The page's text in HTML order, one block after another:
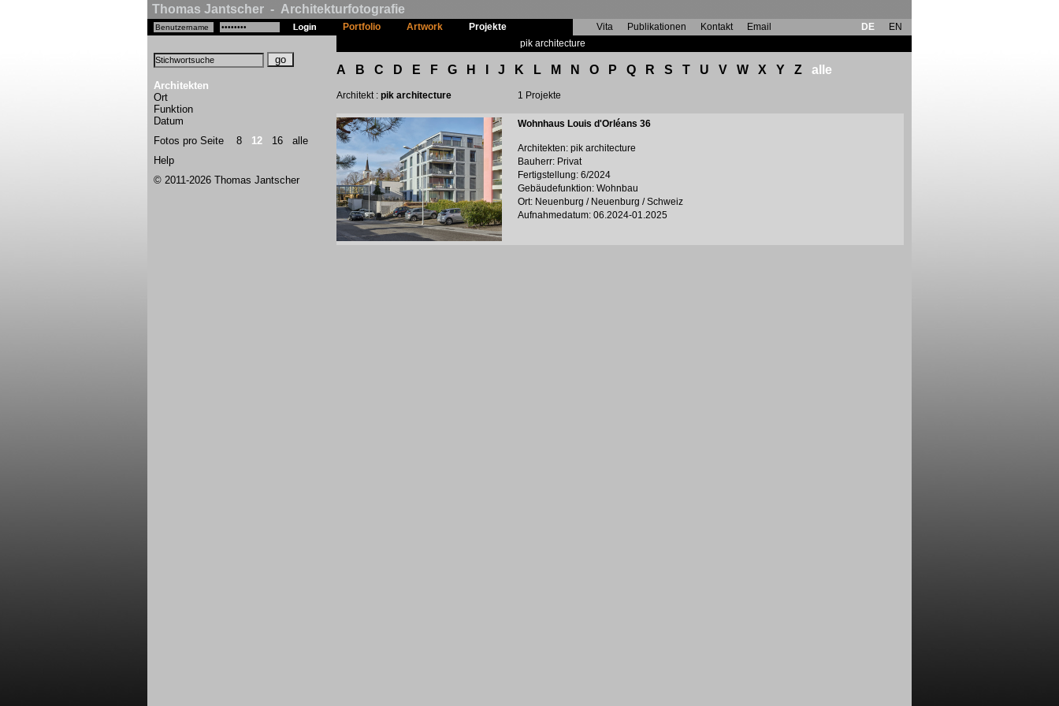
Thomas Jantscher - Architekturfotografie
Architekten
Ort
Funktion
Datum
Fotos pro Seite 8 12 16
alle
Help
© 2011-2026 Thomas Jantscher
Portfolio Artwork Projekte Vita Publikationen Kontakt Email DE
EN
pik architecture
A B C D E F G H J K L M N O P Q R S T U V W X Y Z alle
Architekt : pik architecture 1 Projekte
Wohnhaus Louis d'Orléans 36
Architekten: pik architecture
Bauherr: Privat
Fertigstellung: 6/2024
Gebäudefunktion: Wohnbau
Ort: Neuenburg / Neuenburg / Schweiz
Aufnahmedatum: 06.2024-01.2025